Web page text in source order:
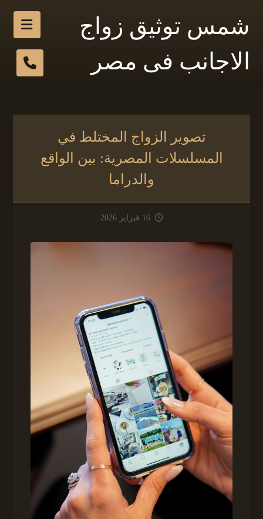
شمس توثيق زواج
الاجانب فى مصر
تصوير الزواج المختلط في
المسلسلات المصرية: بين الواقع
والدراما
16 فبراير 2026